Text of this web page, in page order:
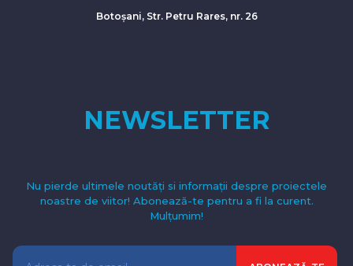
Botoșani, Str. Petru Rares, nr. 26
NEWSLETTER
Nu pierde ultimele noutăți si informații despre proiectele
noastre de viitor! Abonează-te pentru a fi la curent.
Mulțumim!